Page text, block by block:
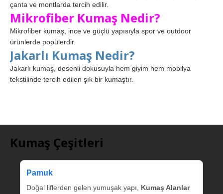
çanta ve montlarda tercih edilir.
Mikrofiber Kumaş Nedir?
Mikrofiber kumaş, ince ve güçlü yapısıyla spor ve outdoor
ürünlerde popülerdir.
Jakarlı Kumaş Nedir?
Jakarlı kumaş, desenli dokusuyla hem giyim hem mobilya
tekstilinde tercih edilen şık bir kumaştır.
Kumaş Çeşitleri
Pamuk
Doğal liflerden gelen yumuşak yapı, Kumaş Alanlar